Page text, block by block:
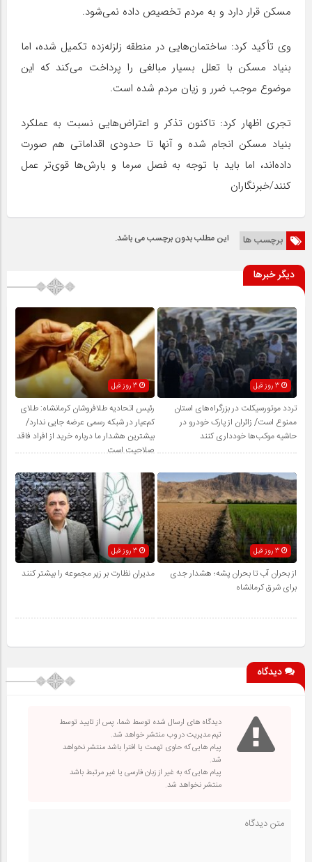
مسکن قرار دارد و به مردم تخصیص داده نمی‌شود.
وی تأکید کرد: ساختمان‌هایی در منطقه زلزله‌زده تکمیل شده، اما
بنیاد مسکن با تعلل بسیار مبالغی را پرداخت می‌کند که این
موضوع موجب ضرر و زیان مردم شده است.
تجری اظهار کرد: تاکنون تذکر و اعتراض‌هایی نسبت به عملکرد
بنیاد مسکن انجام شده و آنها تا حدودی اقداماتی هم صورت
داده‌اند، اما باید با توجه به فصل سرما و بارش‌ها قوی‌تر عمل
کنند/خبرنگاران
برچسب ها این مطلب بدون برچسب می باشد.
دیگر خبرها
3 روز قبل
تردد موتورسیکلت در بزرگراه‌های استان
ممنوع است/ زائران از پارک خودرو در
حاشیه موکب‌ها خودداری کنند
رئیس اتحادیه طلافروشان کرمانشاه: طلای
کم‌عیار در شبکه رسمی عرضه جایی ندارد/
بیشترین هشدار ما درباره خرید از افراد فاقد
صلاحیت است
3 روز قبل
از بحران آب تا بحران پشه؛ هشدار جدی
برای شرق کرمانشاه
مدیران نظارت بر زیر مجموعه را بیشتر کنند
دیدگاه
دیدگاه های ارسال شده توسط شما، پس از تایید توسط
تیم مدیریت در وب منتشر خواهد شد.
پیام هایی که حاوی تهمت یا افترا باشد منتشر نخواهد
شد.
پیام هایی که به غیر از زبان فارسی یا غیر مرتبط باشد
منتشر نخواهد شد.